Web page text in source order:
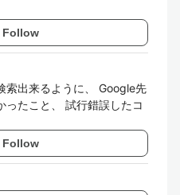
Follow
索出来るように、 Google先
ったこと、 試行錯誤したコ
Follow